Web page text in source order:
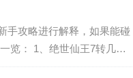
手攻略进行解释，如果能碰
览： 1、绝世仙王7转几级
7转几级开始 绝世仙王7转五